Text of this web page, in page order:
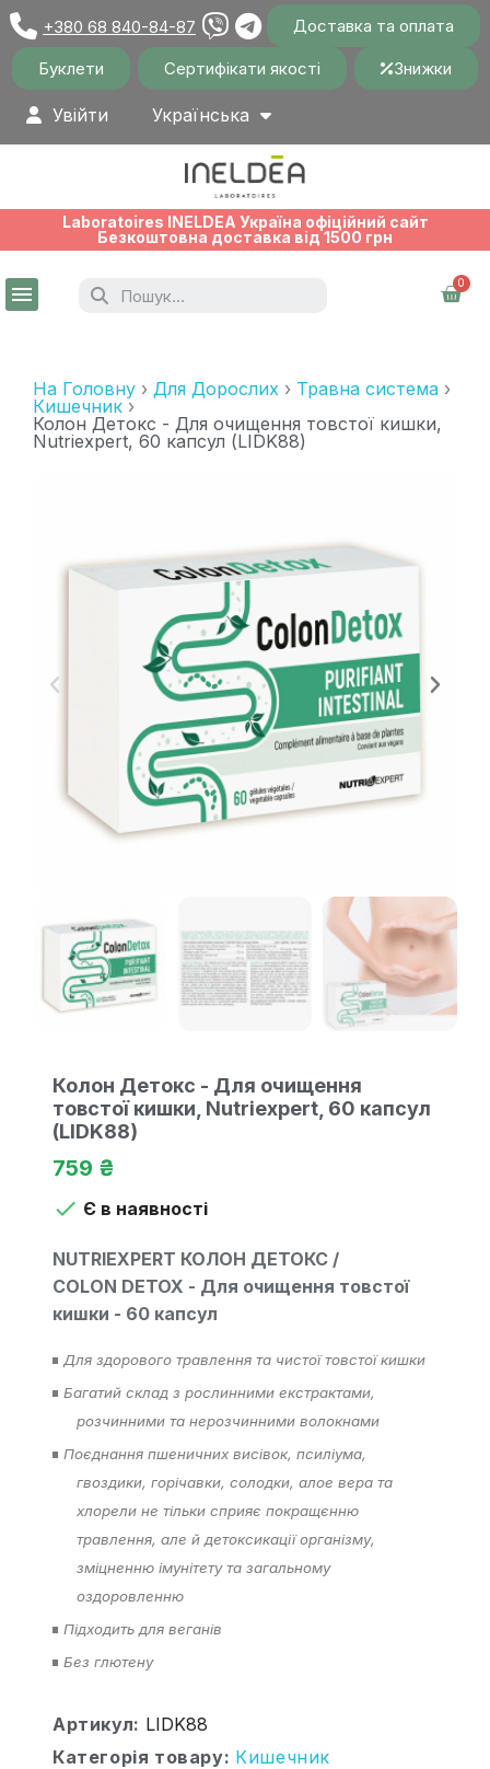
+380 68 840-84-87 Доставка та оплата
Буклети Сертифікати якості Знижки
Увійти Українська
Laboratoires INELDEA Україна офіційний сайт
Безкоштовна доставка від 1500 грн
На Головну Для Дорослих
Травна система
Кишечник
Колон Детокс - Для очищення товстої кишки,
Nutriexpert, 60 капсул (LIDK88)
Колон Детокс - Для очищення
товстої кишки, Nutriexpert, 60 капсул
(LIDK88)
759 ₴
 Є в наявності
NUTRIEXPERT КОЛОН ДЕТОКС /
COLON DETOX - Для очищення товстої
кишки - 60 капсул
■ Для здорового травлення та чистої товстої кишки
■ Багатий склад з рослинними екстрактами,
розчинними та нерозчинними волокнами
■ Поєднання пшеничних висівок, псиліума,
гвоздики, горічавки, солодки, алое вера та
хлорели не тільки сприяє покращєнню
травлення, але й детоксикації організму,
зміцненню імунітету та загальному
оздоровленню
■ Підходить для веганів
■ Без глютену
Артикул
LIDK88
Категорія товару Кишечник